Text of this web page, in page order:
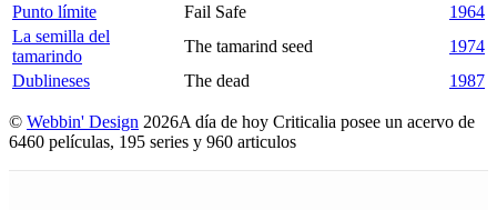
Punto límite
Fail Safe
1964
La semilla del
tamarindo
The tamarind seed
1974
Dublineses
The dead 1987
© Webbin' Design 2026A día de hoy Criticalia posee un acervo de
6460 películas, 195 series y 960 articulos